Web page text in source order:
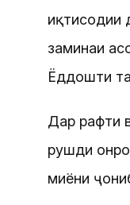
иқтисодии
заминаи
Ёддошти
Дар рафти
рушди онро
миёни